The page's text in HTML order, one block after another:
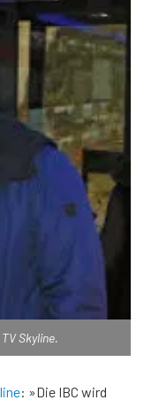
Skyline.
: »Die IBC wird